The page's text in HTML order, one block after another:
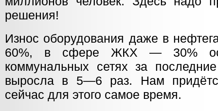
решения!
Износ оборудования даже в
60%, в сфере ЖКХ — 30%
коммунальных сетях за
выросла в 5—6 раз. Нам
сейчас для этого самое время.